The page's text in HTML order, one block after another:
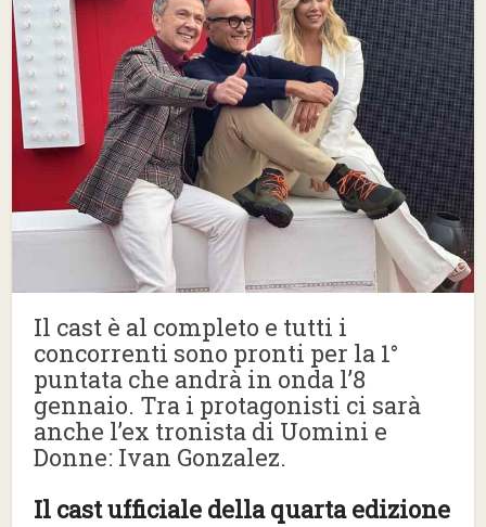
Il cast è al completo e tutti i
concorrenti sono pronti per la 1°
puntata che andrà in onda l’8
gennaio. Tra i protagonisti ci sarà
anche l’ex tronista di Uomini e
Donne: Ivan Gonzalez.
Il cast ufficiale della quarta edizione